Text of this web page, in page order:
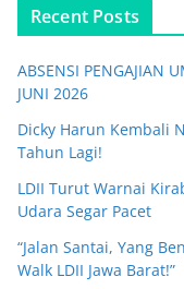
Recent Posts
ABSENSI PENGAJIAN
JUNI 2026
Dicky Harun Kembali
Tahun Lagi!
LDII Turut Warnai
Udara Segar Pacet
“Jalan Santai, Yang
Walk LDII Jawa Barat!”